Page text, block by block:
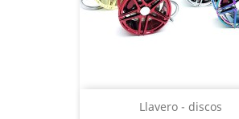
Llavero - discos